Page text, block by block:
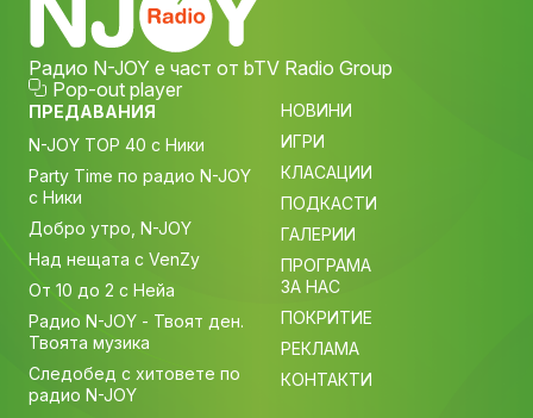
Радио N-JOY е част от bTV Radio Group
Pop-out player
ПРЕДАВАНИЯ
N-JOY TOP 40 с Ники
Party Time по радио N-JOY
с Ники
Добро утро, N-JOY
Над нещата с VenZy
От 10 до 2 с Нейа
Радио N-JOY - Твоят ден.
Твоята музика
Следобед с хитовете по
радио N-JOY
НОВИНИ
ИГРИ
КЛАСАЦИИ
ПОДКАСТИ
ГАЛЕРИИ
ПРОГРАМА
ЗА НАС
ПОКРИТИЕ
РЕКЛАМА
КОНТАКТИ